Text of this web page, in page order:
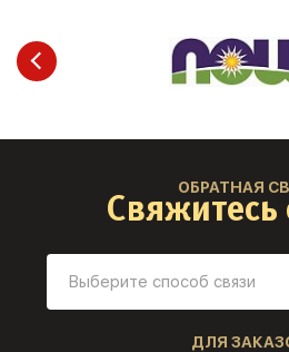
ОБРАТНАЯ
Свяжитесь
ДЛЯ